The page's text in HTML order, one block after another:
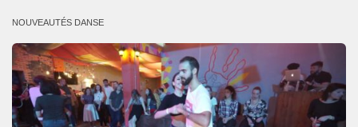
NOUVEAUTÉS DANSE